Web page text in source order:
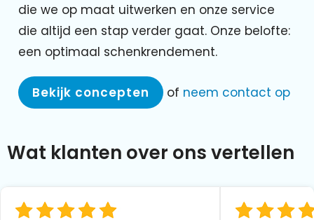
die we op maat uitwerken en onze service
die altijd een stap verder gaat. Onze belofte:
een optimaal schenkrendement.
Bekijk concepten of neem contact op
Wat klanten over ons vertellen